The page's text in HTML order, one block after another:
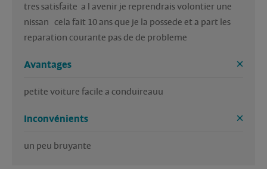
tres satisfaite  a l avenir je reprendrais volontier une
nissan   cela fait 10 ans que je la possede et a part les
reparation courante pas de de probleme
Avantages
petite voiture facile a conduireauu
Inconvénients
un peu bruyante